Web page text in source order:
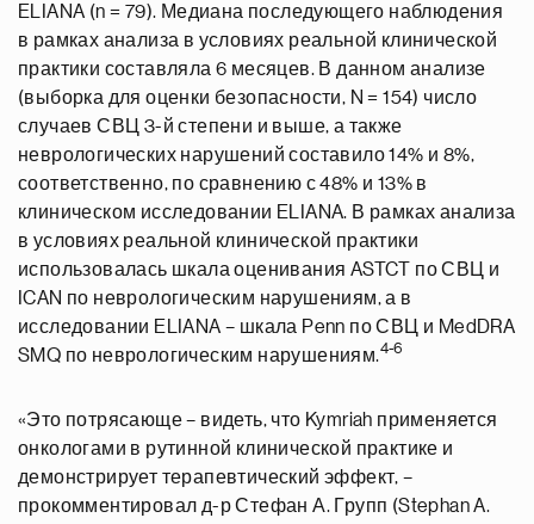
ELIANA (n = 79). Медиана последующего наблюдения
в рамках анализа в условиях реальной клинической
практики составляла 6 месяцев. В данном анализе
(выборка для оценки безопасности, N = 154) число
случаев СВЦ 3-й степени и выше, а также
неврологических нарушений составило 14% и 8%,
соответственно, по сравнению с 48% и 13% в
клиническом исследовании ELIANA. В рамках анализа
в условиях реальной клинической практики
использовалась шкала оценивания ASTCT по СВЦ и
ICAN по неврологическим нарушениям, а в
исследовании ELIANA – шкала Penn по СВЦ и MedDRA
SMQ по неврологическим нарушениям.4-6
«Это потрясающе – видеть, что Kymriah применяется
онкологами в рутинной клинической практике и
демонстрирует терапевтический эффект, –
прокомментировал д-р Стефан А. Групп (Stephan A.